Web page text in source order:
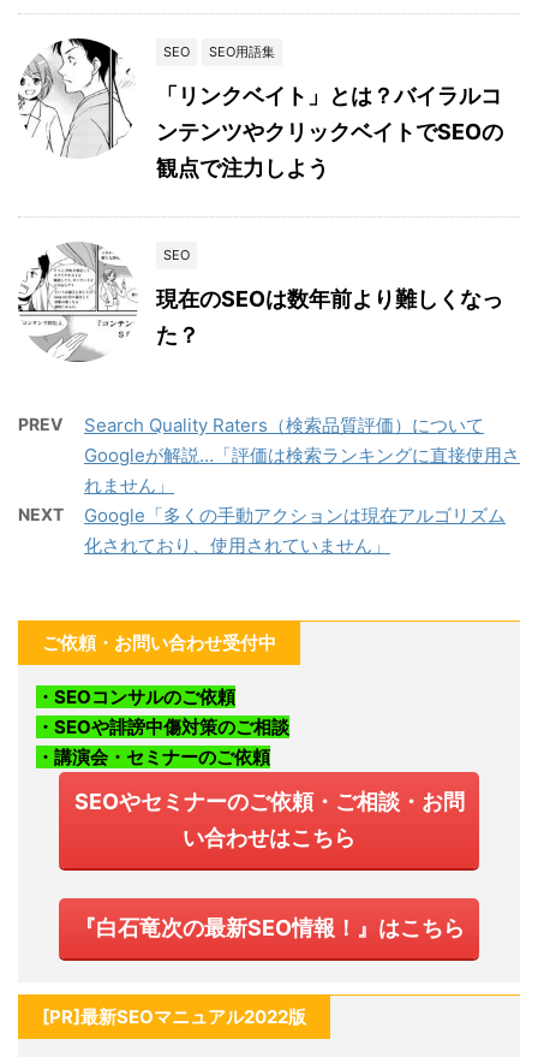
SEO SEO用語集
「リンクベイト」とは？バイラルコ
ンテンツやクリックベイトでSEOの
観点で注力しよう
SEO
現在のSEOは数年前より難しくなっ
た？
PREV
Search Quality Raters（検索品質評価）について
Googleが解説…「評価は検索ランキングに直接使用さ
れません」
NEXT
Google「多くの手動アクションは現在アルゴリズム
化されており、使用されていません」
ご依頼・お問い合わせ受付中
・SEOコンサルのご依頼
・SEOや誹謗中傷対策のご相談
・講演会・セミナーのご依頼
SEOやセミナーのご依頼・ご相談・お問
い合わせはこちら
『白石竜次の最新SEO情報！』はこちら
[PR]最新SEOマニュアル2022版